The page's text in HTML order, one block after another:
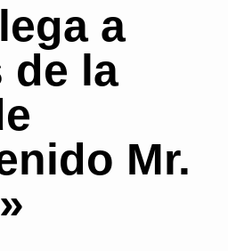
a
de la
Mr.